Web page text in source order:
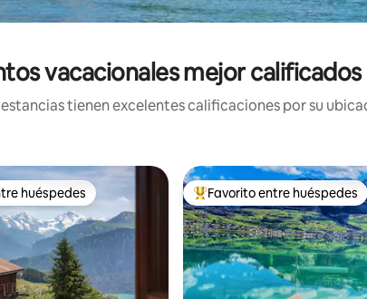
vacacionales mejor calificados
tienen excelentes calificaciones por su
en Favorito entre huéspedes
huéspedes De los mejores en Favorito
Favorito entre huéspedes